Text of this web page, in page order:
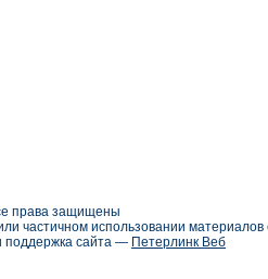
права защищены
частичном использовании
поддержка сайта — Петерлинк Веб